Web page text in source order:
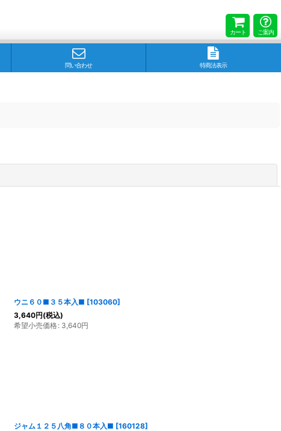
カート ご案内
問い合わせ 特商法表示
ウニ６０■３５本入■ [103060]
3,640円(税込)
希望小売価格: 3,640円
ジャム１２５八角■８０本入■ [160128]